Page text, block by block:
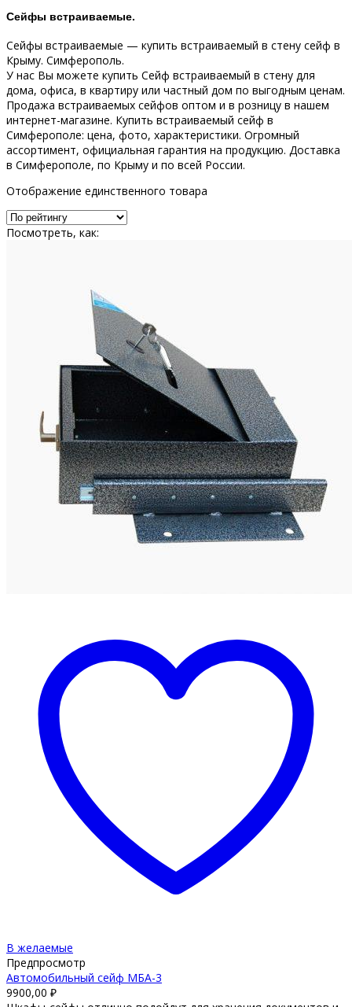
Сейфы встраиваемые.
Сейфы встраиваемые — купить встраиваемый в стену сейф в
Крыму. Симферополь.
У нас Вы можете купить Сейф встраиваемый в стену для
дома, офиса, в квартиру или частный дом по выгодным ценам.
Продажа встраиваемых сейфов оптом и в розницу в нашем
интернет-магазине. Купить встраиваемый сейф в
Симферополе: цена, фото, характеристики. Огромный
ассортимент, официальная гарантия на продукцию. Доставка
в Симферополе, по Крыму и по всей России.
Отображение единственного товара
Посмотреть, как:
В желаемые
Предпросмотр
Автомобильный сейф МБА-3
9900,00 ₽